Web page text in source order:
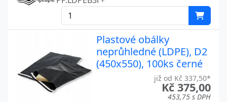
Plastové obálky
neprůhledné (LDPE), D2
(450x550), 100ks černé
již od Kč 337,50*
Kč 375,00
453,75 s DPH